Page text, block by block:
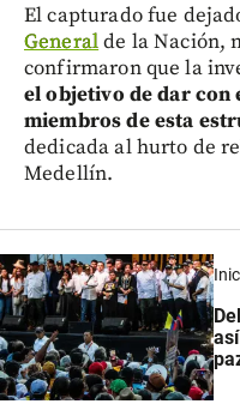
El capturado fue
Generalde la Nación,
confirmaron que la
el objetivo de dar con
miembros de esta
dedicada al hurto de
Medellín.